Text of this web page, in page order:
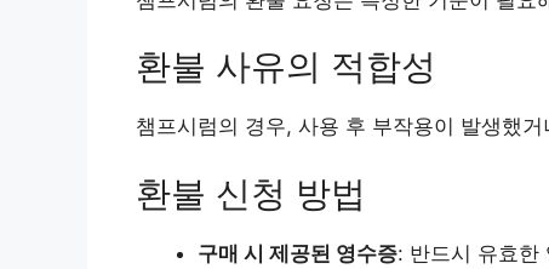
환불 사유의 적합성
챔프시럼의 경우, 사용 후 부작용이 발생했
환불 신청 방법
구매 시 제공된 영수증: 반드시 유효한